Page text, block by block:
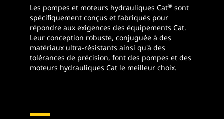
Les pompes et moteurs hydrauliques Cat® sont
spécifiquement conçus et fabriqués pour
répondre aux exigences des équipements Cat.
Leur conception robuste, conjuguée à des
matériaux ultra-résistants ainsi qu'à des
tolérances de précision, font des pompes et des
moteurs hydrauliques Cat le meilleur choix.